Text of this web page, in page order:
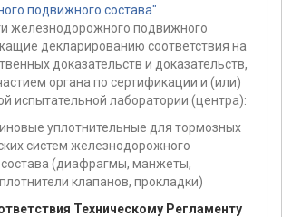
подвижного состава"
железнодорожного подвижного
декларированию соответствия на
доказательств и доказательств,
органа по сертификации и (или)
испытательной лаборатории (центра):
уплотнительные для тормозных
систем железнодорожного
(диафрагмы, манжеты,
клапанов, прокладки)
Техническому Регламенту